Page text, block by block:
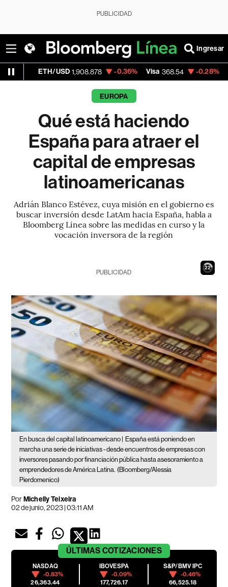
PUBLICIDAD
Ingresar
1,908.878 -0.36% Visa 368.54 -0.28%
EUROPA
Qué está haciendo
España para atraer el
capital de empresas
latinoamericanas
Adrián Blanco Estévez, cuya misión en el gobierno es
buscar inversión desde LatAm hacia España, habla a
Bloomberg Línea sobre las medidas en curso y la
vocación inversora de la región
21
PUBLICIDAD
En busca del capital latinoamericano |
España está poniendo en
marcha una serie de iniciativas - desde encuentros de empresas con
inversores pasando por financiación pública hasta asesoramiento a
emprendedores de América Latina. (Bloomberg/Alessia
Pierdomenico)
PorMichelly Teixeira
02 de junio, 2023 | 03:11 AM
ÚLTIMAS COTIZACIONES
NASDAQ
-0.83%
26,363.44
IBOVESPA
-0.09%
177,726.17
S&P/BMV IPC
-0.46%
66,525.18